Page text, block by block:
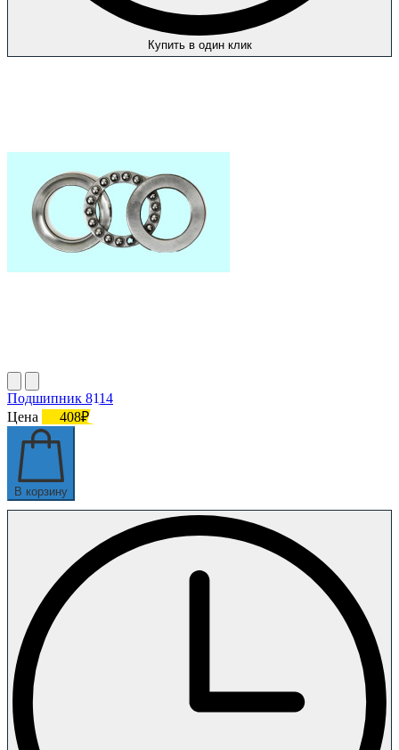
Купить в один клик
Подшипник 8114
Цена
408₽
В корзину